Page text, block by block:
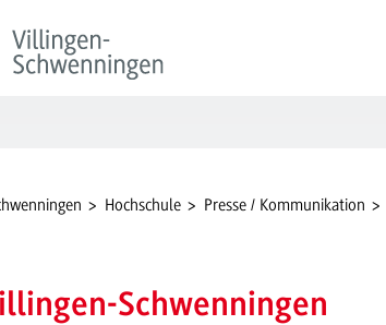
Hochschule Presse / Kommunikation
Schwenningen